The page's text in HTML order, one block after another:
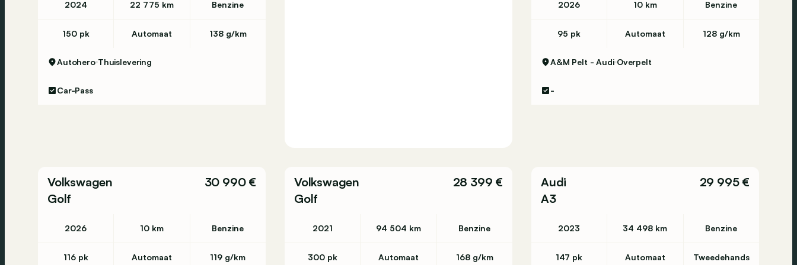
2024 22 775 km Benzine
150 pk Automaat 138 g/km
Autohero Thuislevering
Car-Pass
2026 10 km Benzine
95 pk Automaat 128 g/km
A&M Pelt - Audi Overpelt
-
Volkswagen
Golf
30 990 €
2026 10 km Benzine
116 pk Automaat 119 g/km
Volkswagen
Golf
28 399 €
2021 94 504 km Benzine
300 pk Automaat 168 g/km
Audi
A3
29 995 €
2023 34 498 km Benzine
147 pk Automaat Tweedehands